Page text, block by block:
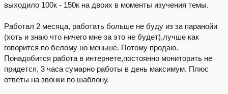
выходило 100к - 150к на двоих в моменты изучения темы.
Работал 2 месяца, работать больше не буду из за паранойи
(хоть и знаю что ничего мне за это не будет),лучше как
говорится по белому но меньше. Потому продаю.
Понадобится работа в интернете,постоянно мониторить не
придется, 3 часа сумарно работы в день максимум. Плюс
ответы на звонки по шаблону.